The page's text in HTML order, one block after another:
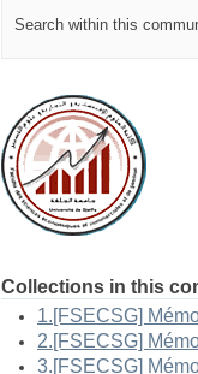
Search within this
Collections in this